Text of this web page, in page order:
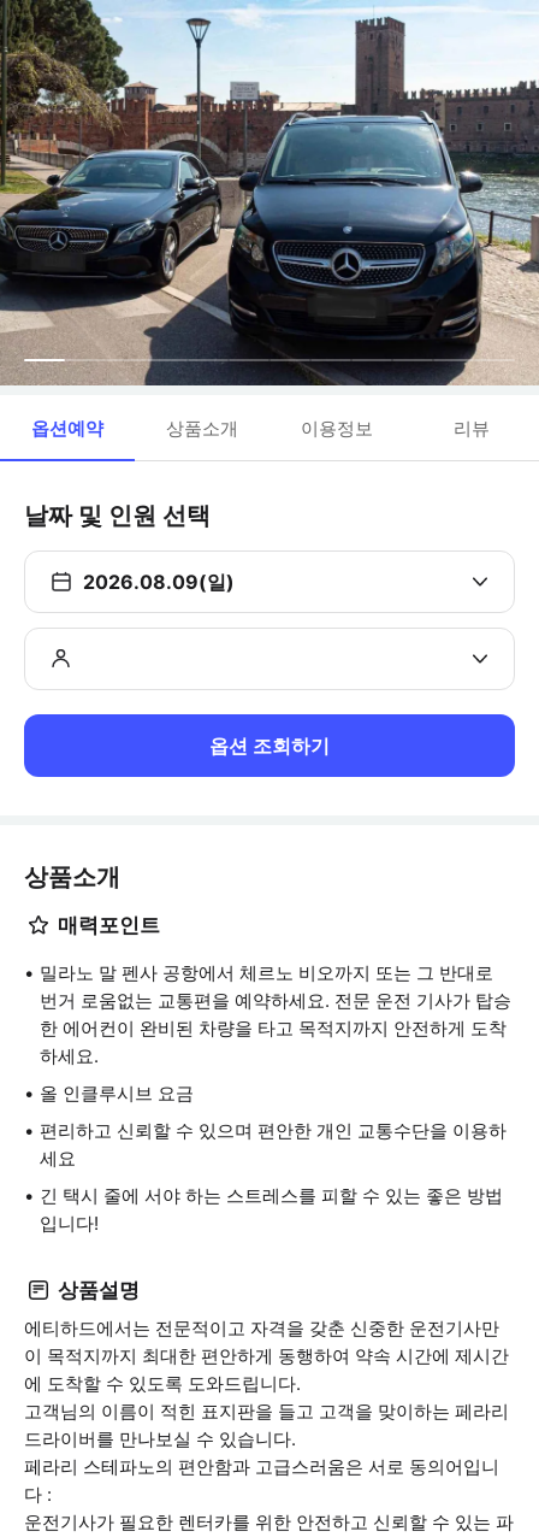
옵션예약 상품소개 이용정보 리뷰
날짜 및 인원 선택
2026.08.09(일)
옵션 조회하기
상품소개
매력포인트
밀라노 말 펜사 공항에서 체르노 비오까지 또는 그 반대로
번거 로움없는 교통편을 예약하세요. 전문 운전 기사가 탑승
한 에어컨이 완비된 차량을 타고 목적지까지 안전하게 도착
하세요.
올 인클루시브 요금
편리하고 신뢰할 수 있으며 편안한 개인 교통수단을 이용하
세요
긴 택시 줄에 서야 하는 스트레스를 피할 수 있는 좋은 방법
입니다!
상품설명
에티하드에서는 전문적이고 자격을 갖춘 신중한 운전기사만
이 목적지까지 최대한 편안하게 동행하여 약속 시간에 제시간
에 도착할 수 있도록 도와드립니다.
고객님의 이름이 적힌 표지판을 들고 고객을 맞이하는 페라리
드라이버를 만나보실 수 있습니다.
페라리 스테파노의 편안함과 고급스러움은 서로 동의어입니
다 :
운전기사가 필요한 렌터카를 위한 안전하고 신뢰할 수 있는 파